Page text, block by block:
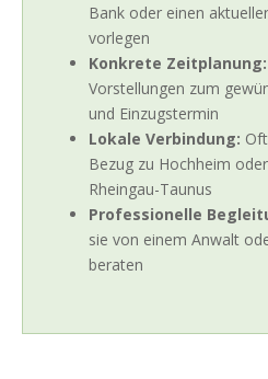
Bank oder einen
vorlegen
Konkrete Zeitplanung:
Vorstellungen zum
und Einzugstermin
Lokale Verbindung:
Bezug zu Hochheim
Rheingau-Taunus
Professionelle
sie von einem Anwalt
beraten